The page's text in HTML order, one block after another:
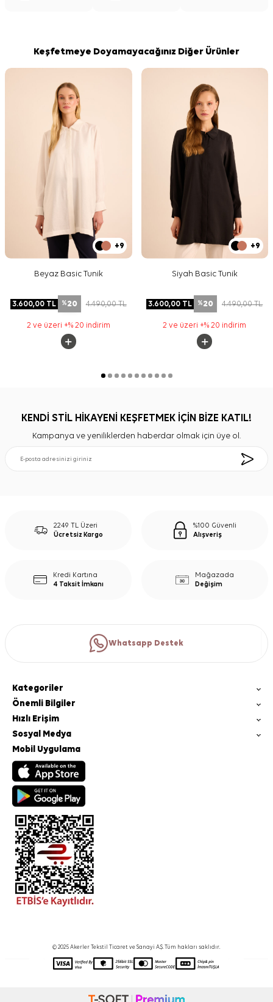
Keşfetmeye Doyamayacağınız Diğer Ürünler
+9
Beyaz Basic Tunik
3.600,00TL %20 4.490,00TL
2 ve üzeri +% 20 indirim
+9
Siyah Basic Tunik
3.600,00 TL %20 4.490,00TL
2 ve üzeri +% 20 indirim
KENDİ STİL HİKAYENİ KEŞFETMEK İÇİN BİZE KATIL!
Kampanya ve yeniliklerden haberdar olmak için üye ol.
2249 TL Üzeri
Ücretsiz Kargo
%100 Güvenli
Alışveriş
Kredi Kartına
4 Taksit İmkanı
Mağazada
Değişim
Whatsapp Destek
Kategoriler
Önemli Bilgiler
Hızlı Erişim
Sosyal Medya
Mobil Uygulama
© 2025 Akerler Tekstil Ticaret ve Sanayi A.Ş. Tüm hakları saklıdır.